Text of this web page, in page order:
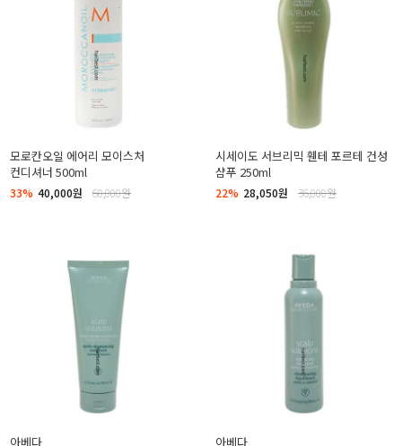
모로칸오일 에어리 모이스처
컨디셔너 500ml
33% 40,000원 60,000원
시세이도 서브리믹 휀테 포르테 건성
샴푸 250ml
22% 28,050원 36,000원
아베다 아베다